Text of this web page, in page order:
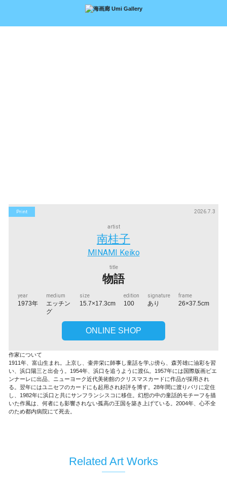
Print 2026.7.3
artist
南桂子
MINAMI Keiko
title
物語
year
1973年
medium
エッチン
グ
size
15.7×17.3cm
edition
100
signature
あり
frame
26×37.5cm
ONLINE SHOP
作家について
1911年、富山生まれ。上京し、壷井栄に師事し童話を学ぶ傍ら、森芳雄に油彩を習
い、浜口陽三と出会う。1954年、浜口を追うように渡仏。1957年には国際版画ビエ
ンナーレに出品、ニューヨーク近代美術館のクリスマスカードに作品が採用され
る。翌年にはユニセフのカードにも起用され好評を博す。28年間に渡りパリに定住
し、1982年に浜口と共にサンフランシスコに移住。幻想の中の童話的モチーフを描
いた作風は、何者にも影響されない孤高の王国を築き上げている。2004年、心不全
のため都内病院にて死去。
Related Art Works